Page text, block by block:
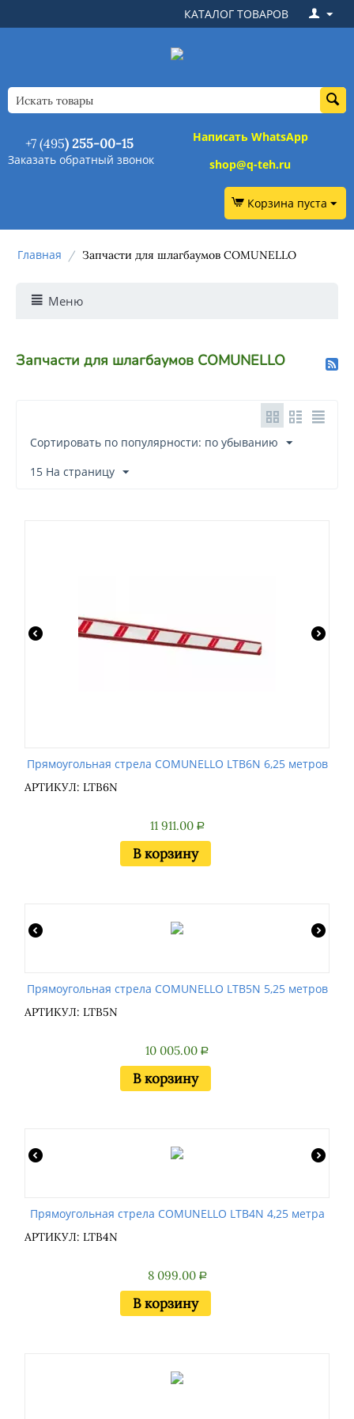
КАТАЛОГ ТОВАРОВ
+7 (495) 255-00-15
Заказать обратный звонок
Написать WhatsApp
shop@q-teh.ru
Корзина пуста
Главная / Запчасти для шлагбаумов COMUNELLO
Меню
Запчасти для шлагбаумов COMUNELLO
Сортировать по популярности: по убыванию
15 На страницу
Прямоугольная стрела COMUNELLO LTB6N 6,25 метров
АРТИКУЛ: LTB6N
11 911.00 Р
В корзину
Прямоугольная стрела COMUNELLO LTB5N 5,25 метров
АРТИКУЛ: LTB5N
10 005.00 Р
В корзину
Прямоугольная стрела COMUNELLO LTB4N 4,25 метра
АРТИКУЛ: LTB4N
8 099.00 Р
В корзину